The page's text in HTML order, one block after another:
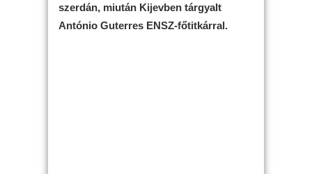
szerdán, miután Kijevben tárgyalt
António Guterres ENSZ-főtitkárral.